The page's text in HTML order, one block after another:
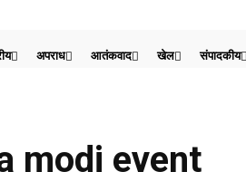
अपराध आतंकवाद खेल संपादकीय
modi event